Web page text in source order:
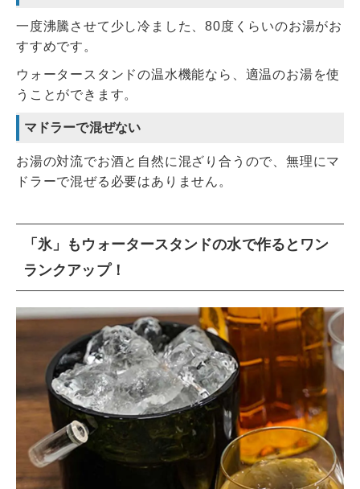
一度沸騰させて少し冷ました、80度くらいのお湯がお
すすめです。
ウォータースタンドの温水機能なら、適温のお湯を使
うことができます。
マドラーで混ぜない
お湯の対流でお酒と自然に混ざり合うので、無理にマ
ドラーで混ぜる必要はありません。
「氷」もウォータースタンドの水で作るとワン
ランクアップ！